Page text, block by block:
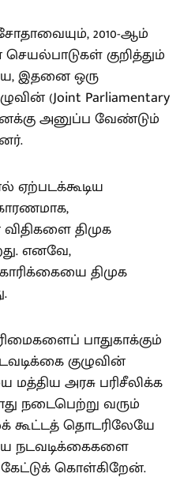
2010-ஆம்
குறித்தும்
இதனை ஒரு
(Joint Parliamentary
அனுப்ப வேண்டும்
ஏற்படக்கூடிய
திமுக
எனவே,
திமுக
பாதுகாக்கும்
குழுவின்
அரசு பரிசீலிக்க
நடைபெற்று வரும்
கூட்டத் தொடரிலேயே
நடவடிக்கைகளை
கொள்கிறேன்.